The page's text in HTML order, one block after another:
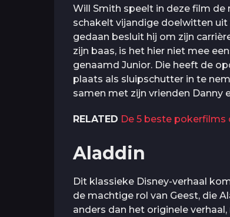
Will Smith speelt in deze film de
schakelt vijandige doelwitten
gedaan besluit hij om zijn
zijn baas, is het hier niet mee
genaamd Junior. Die heeft de
plaats als sluipschutter in te
samen met zijn vrienden Danny
RELATED De 5 beste
Aladdin
Dit klassieke Disney-verhaal
de machtige rol van Geest, die
anders dan het originele